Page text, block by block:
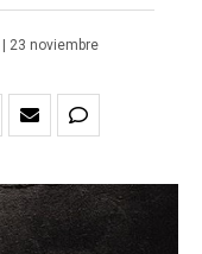
23 noviembre